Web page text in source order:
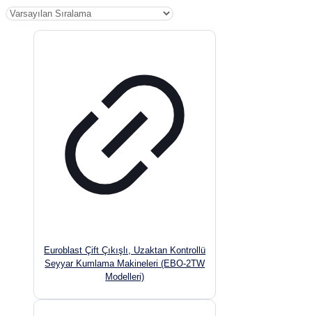
Euroblast Çift Çıkışlı, Uzaktan Kontrollü
Seyyar Kumlama Makineleri (EBO-2TW
Modelleri)